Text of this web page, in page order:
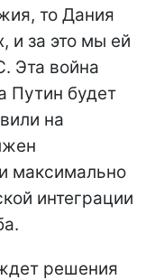
то Дания
и за это мы ей
Эта война
Путин будет
на
максимально
интеграции
решения